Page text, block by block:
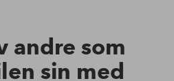
andre som
sin med